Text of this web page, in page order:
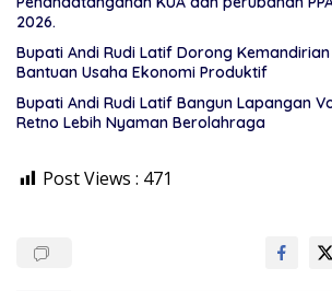
2026.
Bupati Andi Rudi Latif Dorong
Bantuan Usaha Ekonomi Produktif
Bupati Andi Rudi Latif Bangun Lapangan
Retno Lebih Nyaman Berolahraga
Post Views : 471